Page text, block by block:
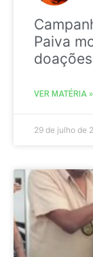
Paiva
VER MATÉRIA »
29 de julho de